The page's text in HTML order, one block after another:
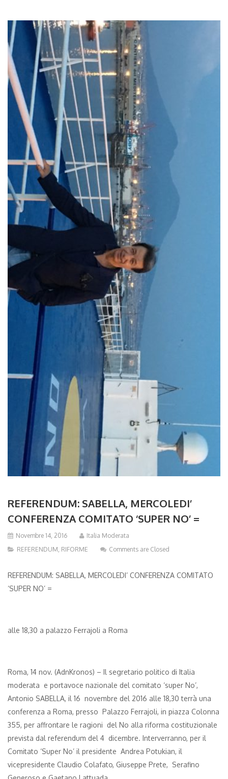
REFERENDUM: SABELLA, MERCOLEDI’
CONFERENZA COMITATO ‘SUPER NO’ =
Novembre 14, 2016
Italia Moderata
REFERENDUM RIFORME Comments are Closed
REFERENDUM: SABELLA, MERCOLEDI’ CONFERENZA COMITATO
‘SUPER NO’ =
alle 18,30 a palazzo Ferrajoli a Roma
Roma, 14 nov. (AdnKronos) – Il segretario politico di Italia
moderata e portavoce nazionale del comitato ‘super No’,
Antonio SABELLA, il 16 novembre del 2016 alle 18,30 terrà una
conferenza a Roma, presso Palazzo Ferrajoli, in piazza Colonna
355, per affrontare le ragioni del No alla riforma costituzionale
prevista dal referendum del 4 dicembre. Interverranno, per il
Comitato ‘Super No’ il presidente Andrea Potukian, il
vicepresidente Claudio Colafato, Giuseppe Prete, Serafino